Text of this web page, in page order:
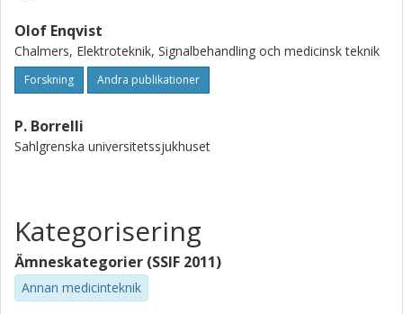
Olof Enqvist
Chalmers, Elektroteknik, Signalbehandling och medicinsk teknik
Forskning Andra publikationer
P. Borrelli
Sahlgrenska universitetssjukhuset
Kategorisering
Ämneskategorier (SSIF 2011)
Annan medicinteknik